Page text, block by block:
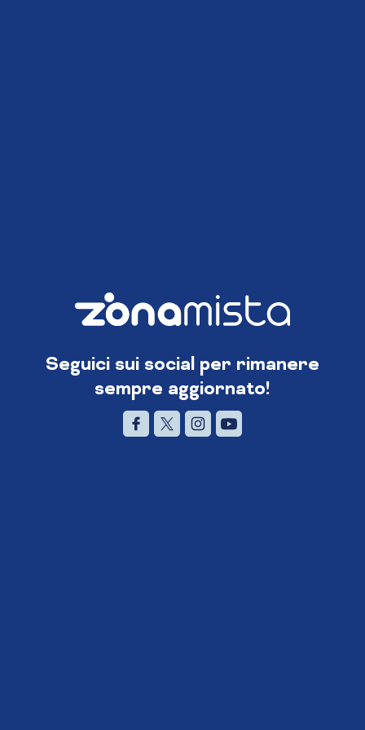
Seguici sui social per rimanere
sempre aggiornato!